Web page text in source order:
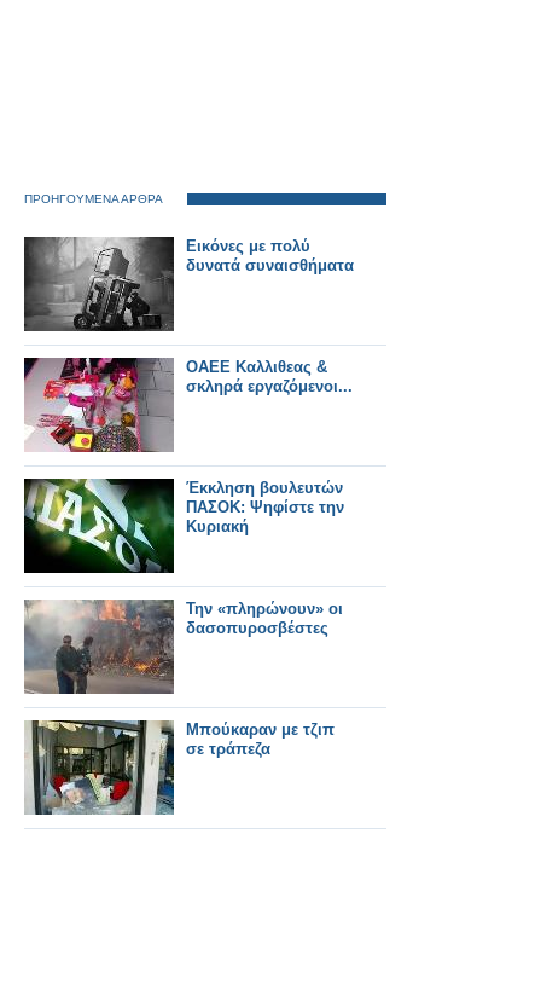
ΠΡΟΗΓΟΥΜΕΝΑ ΑΡΘΡΑ
Εικόνες με πολύ
δυνατά συναισθήματα
ΟΑΕΕ Καλλιθεας &
σκληρά εργαζόμενοι...
Έκκληση βουλευτών
ΠΑΣΟΚ: Ψηφίστε την
Κυριακή
Την «πληρώνουν» οι
δασοπυροσβέστες
Μπούκαραν με τζιπ
σε τράπεζα